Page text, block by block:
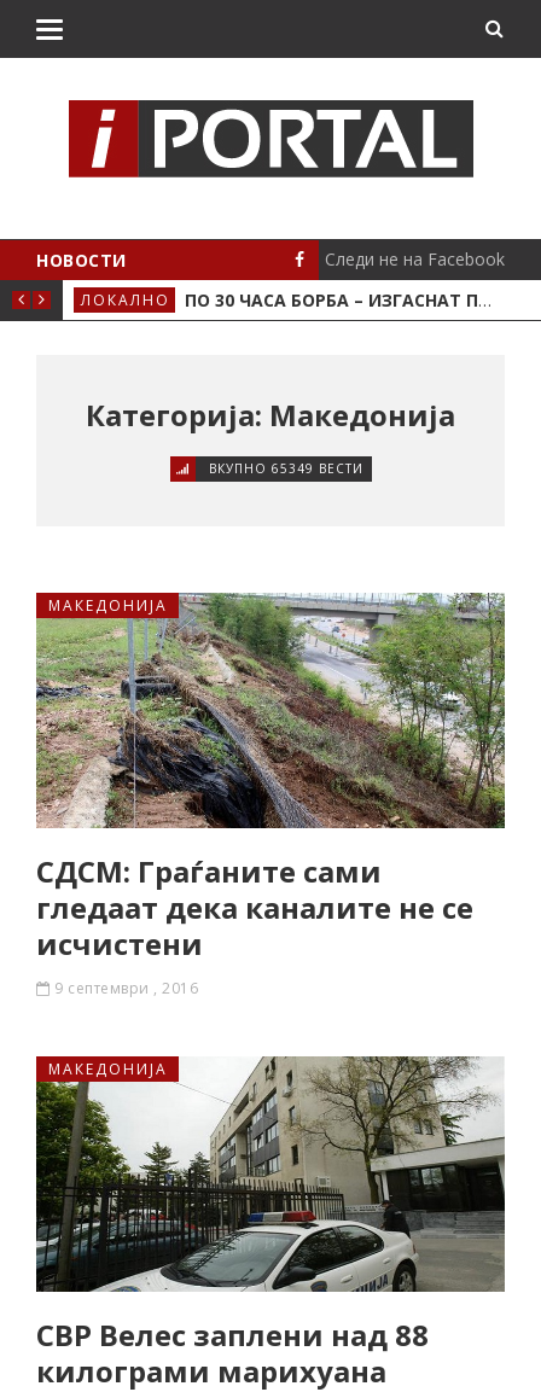
НОВОСТИ
УТРОВО
ЛОКАЛНО ПО 30 ЧАСА БОРБА – ИЗГАСНАТ ПОЖАРОТ НА ДЕПОНИЈАТА ВО КРИВА ПАЛАНКА
Следи не на Facebook
Категорија: Македонија
ВКУПНО 65349 ВЕСТИ
МАКЕДОНИЈА
СДСМ: Граѓаните сами
гледаат дека каналите не се
исчистени
9 септември , 2016
МАКЕДОНИЈА
СВР Велес заплени над 88
килограми марихуана